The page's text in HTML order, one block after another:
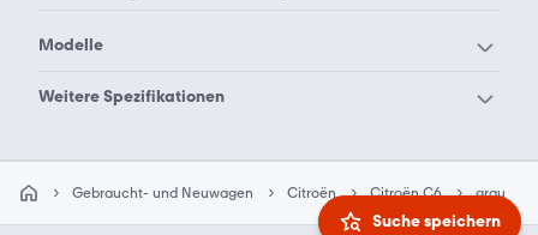
Suche speichern
Modelle
Citroën 2 CV
Citroën BX
Citroën C-Crosser
Citroën C-Elysée
Citroën C-Zero
Weitere Spezifikationen
Gebraucht- und Neuwagen Citroën Citroën C6 grau